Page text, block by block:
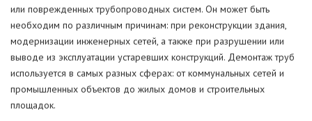
или поврежденных трубопроводных систем. Он может быть
необходим по различным причинам: при реконструкции здания,
модернизации инженерных сетей, а также при разрушении или
выводе из эксплуатации устаревших конструкций. Демонтаж труб
используется в самых разных сферах: от коммунальных сетей и
промышленных объектов до жилых домов и строительных
площадок.